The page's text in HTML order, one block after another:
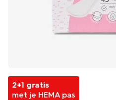
2+1 gratis
met je HEMA pas